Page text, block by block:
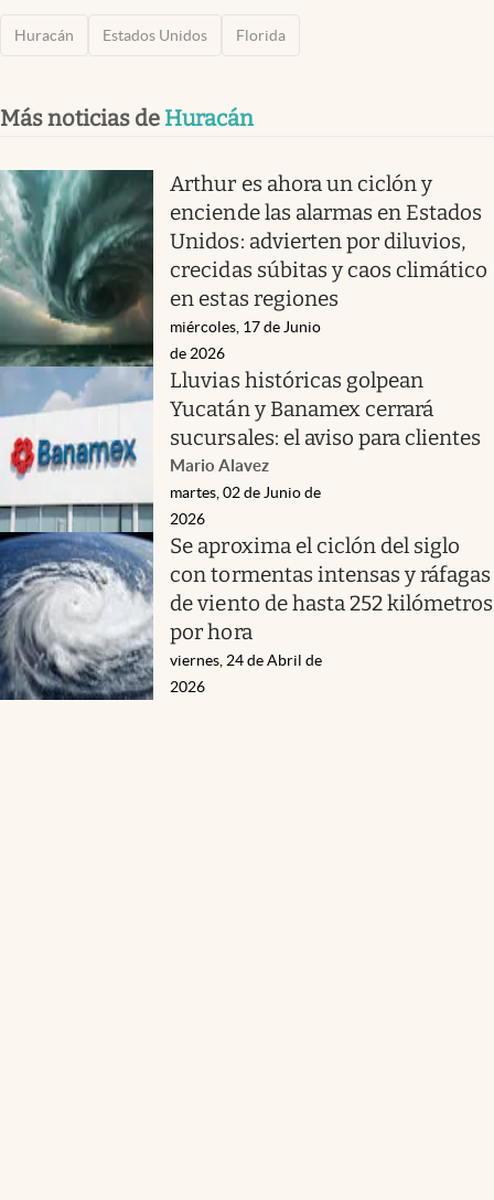
Huracán Estados Unidos Florida
Más noticias de Huracán
Arthur es ahora un ciclón y
enciende las alarmas en Estados
Unidos: advierten por diluvios,
crecidas súbitas y caos climático
en estas regiones
miércoles, 17 de Junio
de 2026
Lluvias históricas golpean
Yucatán y Banamex cerrará
sucursales: el aviso para clientes
Mario Alavez
martes, 02 de Junio de
2026
Se aproxima el ciclón del siglo
con tormentas intensas y ráfagas
de viento de hasta 252 kilómetros
por hora
viernes, 24 de Abril de
2026